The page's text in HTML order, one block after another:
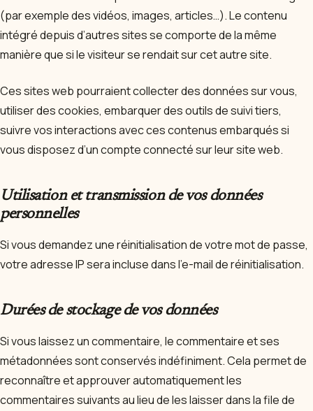
(par exemple des vidéos, images, articles…). Le contenu
intégré depuis d’autres sites se comporte de la même
manière que si le visiteur se rendait sur cet autre site.
Ces sites web pourraient collecter des données sur vous,
utiliser des cookies, embarquer des outils de suivi tiers,
suivre vos interactions avec ces contenus embarqués si
vous disposez d’un compte connecté sur leur site web.
Utilisation et transmission de vos données
personnelles
Si vous demandez une réinitialisation de votre mot de passe,
votre adresse IP sera incluse dans l’e-mail de réinitialisation.
Durées de stockage de vos données
Si vous laissez un commentaire, le commentaire et ses
métadonnées sont conservés indéfiniment. Cela permet de
reconnaître et approuver automatiquement les
commentaires suivants au lieu de les laisser dans la file de